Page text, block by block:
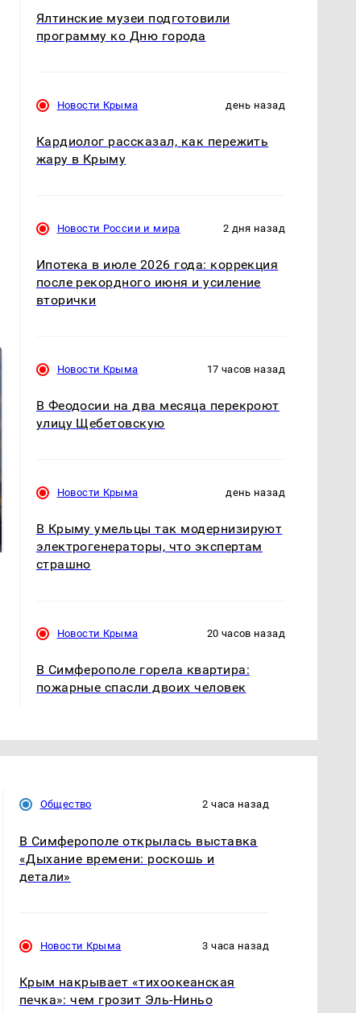
ажиотаж из-за этого
продукта: что купить?
СМИ: В Химках на
подожгли.
Ялтинские музеи подготовили
программу ко Дню города
Новости Крыма день назад
Кардиолог рассказал, как пережить
жару в Крыму
Новости России и мира 2 дня назад
Ипотека в июле 2026 года: коррекция
после рекордного июня и усиление
вторички
Новости Крыма 17 часов назад
В Феодосии на два месяца перекроют
улицу Щебетовскую
Новости Крыма день назад
В Крыму умельцы так модернизируют
электрогенераторы, что экспертам
страшно
Новости Крыма 20 часов назад
В Симферополе горела квартира:
пожарные спасли двоих человек
Общество 2 часа назад
В Симферополе открылась выставка
«Дыхание времени: роскошь и
детали»
Новости Крыма 3 часа назад
Крым накрывает «тихоокеанская
печка»: чем грозит Эль-Ниньо